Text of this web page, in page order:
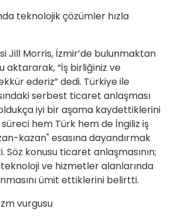
teknolojik çözümler hızla
Jill Morris, İzmir’de bulunmaktan
aktararak, “İş birliğiniz ve
ederiz” dedi. Türkiye ile
serbest ticaret anlaşması
iyi bir aşama kaydettiklerini
hem Türk hem de İngiliz iş
kazan" esasına dayandırmak
konusu ticaret anlaşmasının;
ve hizmetler alanlarında
ümit ettiklerini belirtti.
vurgusu